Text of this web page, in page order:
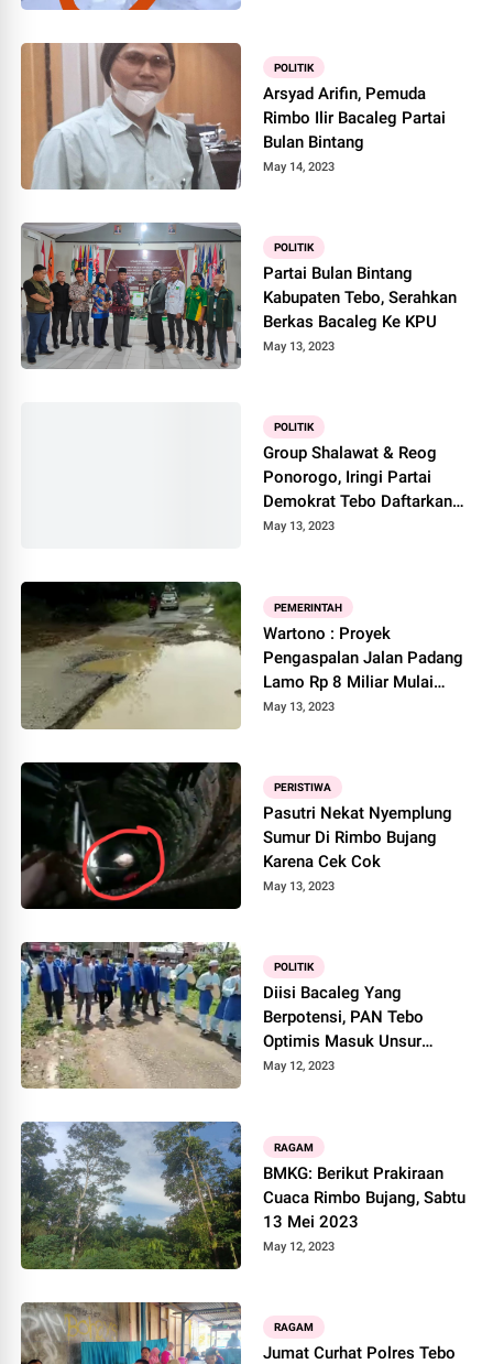
POLITIK
Arsyad Arifin, Pemuda
Rimbo Ilir Bacaleg Partai
Bulan Bintang
May 14, 2023
POLITIK
Partai Bulan Bintang
Kabupaten Tebo, Serahkan
Berkas Bacaleg Ke KPU
May 13, 2023
POLITIK
Group Shalawat & Reog
Ponorogo, Iringi Partai
Demokrat Tebo Daftarkan
Bacaleg Ke KPU
May 13, 2023
PEMERINTAH
Wartono : Proyek
Pengaspalan Jalan Padang
Lamo Rp 8 Miliar Mulai
Dikerjakan
May 13, 2023
PERISTIWA
Pasutri Nekat Nyemplung
Sumur Di Rimbo Bujang
Karena Cek Cok
May 13, 2023
POLITIK
Diisi Bacaleg Yang
Berpotensi, PAN Tebo
Optimis Masuk Unsur
Pimpinan DPRD
May 12, 2023
RAGAM
BMKG: Berikut Prakiraan
Cuaca Rimbo Bujang, Sabtu
13 Mei 2023
May 12, 2023
RAGAM
Jumat Curhat Polres Tebo